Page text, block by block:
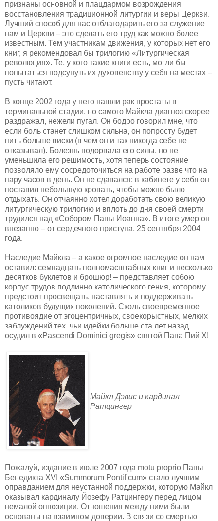
признаны основной и плацдармом возрождения,
восстановления традиционной литургии и веры Церкви.
Лучший способ для нас отблагодарить его за служение
нам и Церкви – это сделать его труд как можно более
известным. Тем участникам движения, у которых нет его
книг, я рекомендовал бы трилогию «Литургическая
революция». Те, у кого такие книги есть, могли бы
попытаться подсунуть их духовенству у себя на местах –
пусть читают.
В конце 2002 года у него нашли рак простаты в
терминальной стадии, но самого Майкла диагноз скорее
раздражал, нежели пугал. Он бодро говорил мне, что
если боль станет слишком сильна, он попросту будет
пить больше виски (в чем он и так никогда себе не
отказывал). Болезнь подорвала его силы, но не
уменьшила его решимость, хотя теперь состояние
позволяло ему сосредоточиться на работе разве что на
пару часов в день. Он не сдавался; в кабинете у себя он
поставил небольшую кровать, чтобы можно было
отдыхать. Он отчаянно хотел доработать свою великую
литургическую трилогию и вплоть до дня своей смерти
трудился над «Собором Папы Иоанна». В итоге умер он
внезапно – от сердечного приступа, 25 сентября 2004
года.
Наследие Майкла – а какое огромное наследие он нам
оставил: семнадцать полномасштабных книг и несколько
десятков буклетов и брошюр! – представляет собою
корпус трудов подлинно католического гения, которому
предстоит просвещать, наставлять и поддерживать
католиков будущих поколений. Сколь своевременное
противоядие от эгоцентричных, своекорыстных, мелких
заблуждений тех, чьи идейки больше ста лет назад
осудил в «Pascendi Dominici gregis» святой Папа Пий X!
Майкл Дэвис и кардинал
Ратцингер
Пожалуй, издание в июле 2007 года motu proprio Папы
Бенедикта XVI «Summorum Pontificum» стало лучшим
оправданием для неустанной поддержки, которую Майкл
оказывал кардиналу Йозефу Ратцингеру перед лицом
немалой оппозиции. Отношения между ними были
основаны на взаимном доверии. В связи со смертью